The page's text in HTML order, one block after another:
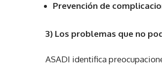
Prevención de
3) Los problemas que no
ASADI identifica